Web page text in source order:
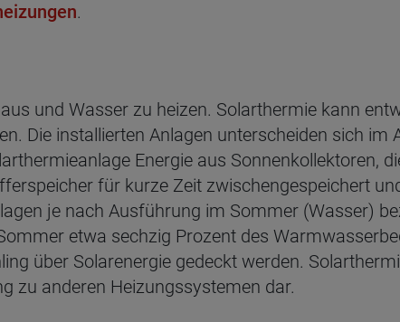
.
und Wasser zu heizen. Solarthermie kann
Die installierten Anlagen unterscheiden sich im
Energie aus Sonnenkollektoren,
für kurze Zeit zwischengespeichert
je nach Ausführung im Sommer (Wasser)
etwa sechzig Prozent des
über Solarenergie gedeckt werden.
zu anderen Heizungssystemen dar.